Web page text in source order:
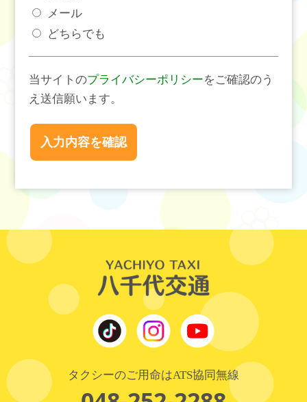
メール
どちらでも
当サイトのプライバシーポリシーをご確認のう
え送信願います。
タクシーのご用命はATS協同無線